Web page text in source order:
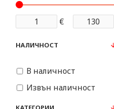
€
НАЛИЧНОСТ
В наличност
Извън наличност